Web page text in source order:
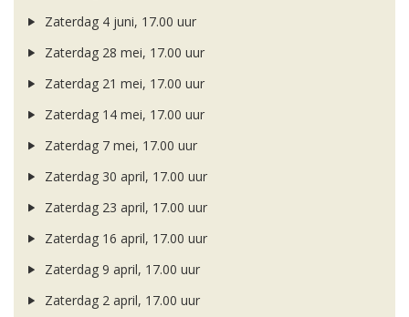
Zaterdag 4 juni, 17.00 uur
Zaterdag 28 mei, 17.00 uur
Zaterdag 21 mei, 17.00 uur
Zaterdag 14 mei, 17.00 uur
Zaterdag 7 mei, 17.00 uur
Zaterdag 30 april, 17.00 uur
Zaterdag 23 april, 17.00 uur
Zaterdag 16 april, 17.00 uur
Zaterdag 9 april, 17.00 uur
Zaterdag 2 april, 17.00 uur